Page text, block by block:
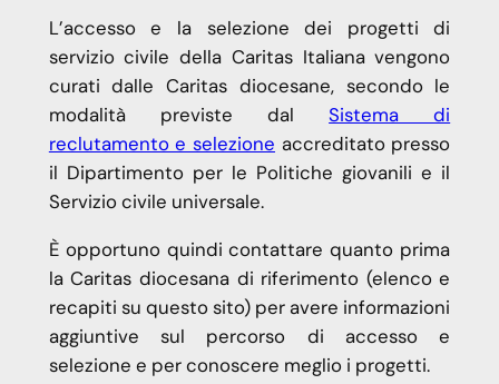
L’accesso e la selezione dei progetti di
servizio civile della Caritas Italiana vengono
curati dalle Caritas diocesane, secondo le
modalità previste dalSistema di
reclutamento e selezione accreditato presso
il Dipartimento per le Politiche giovanili e il
Servizio civile universale.
È opportuno quindi contattare quanto prima
la Caritas diocesana di riferimento (elenco e
recapiti su questo sito) per avere informazioni
aggiuntive sul percorso di accesso e
selezione e per conoscere meglio i progetti.